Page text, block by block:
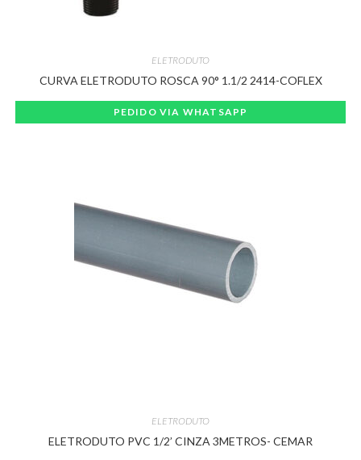
ELETRODUTO
CURVA ELETRODUTO ROSCA 90° 1.1/2 2414-COFLEX
PEDIDO VIA WHATSAPP
ELETRODUTO
ELETRODUTO PVC 1/2’ CINZA 3METROS- CEMAR